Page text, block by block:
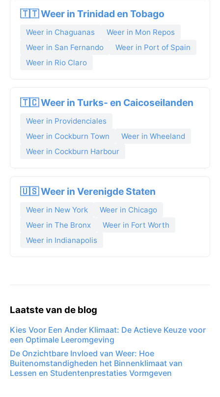
🇹🇹 Weer in Trinidad en Tobago
Weer in Chaguanas
Weer in Mon Repos
Weer in San Fernando
Weer in Port of Spain
Weer in Rio Claro
🇹🇨 Weer in Turks- en Caicoseilanden
Weer in Providenciales
Weer in Cockburn Town
Weer in Wheeland
Weer in Cockburn Harbour
🇺🇸 Weer in Verenigde Staten
Weer in New York
Weer in Chicago
Weer in The Bronx
Weer in Fort Worth
Weer in Indianapolis
Laatste van de blog
Kies Voor Een Ander Klimaat: De Actieve Keuze voor
een Optimale Leeromgeving
De Onzichtbare Invloed van Weer: Hoe
Buitenomstandigheden het Binnenklimaat van
Lessen en Studentenprestaties Vormgeven